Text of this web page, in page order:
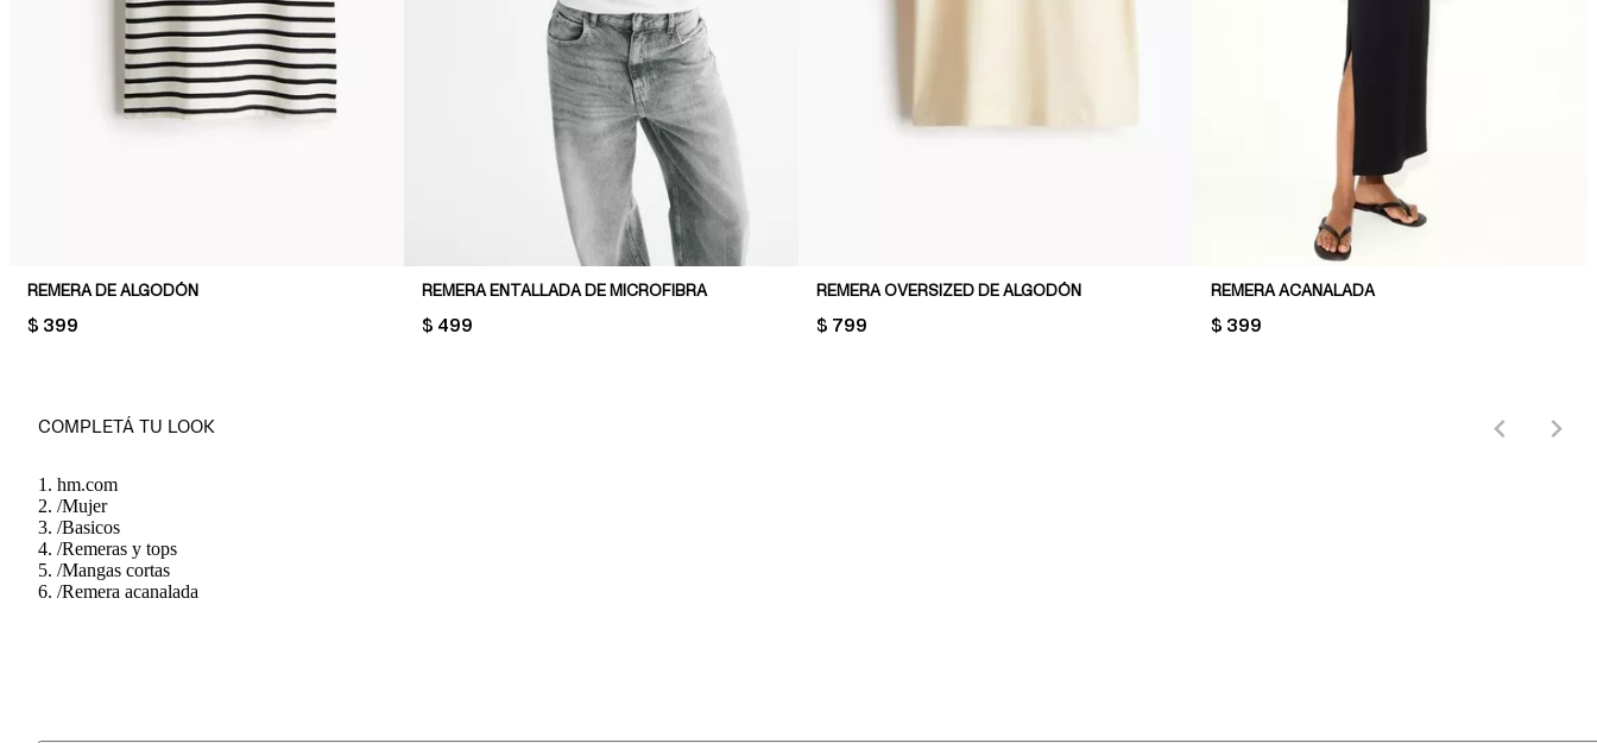
REMERA DE ALGODÓN
PRICE:
$ 399
REMERA ENTALLADA DE MICROFIBRA
PRICE:
$ 499
REMERA OVERSIZED DE ALGODÓN
PRICE:
$ 799
REMERA ACANALADA
PRICE:
$ 399
COMPLETÁ TU LOOK
hm.com
/Mujer
/Basicos
/Remeras y tops
/Mangas cortas
/Remera acanalada